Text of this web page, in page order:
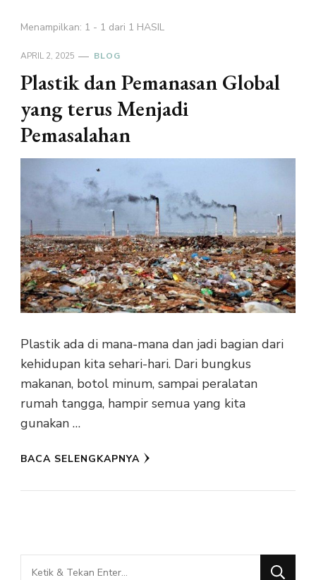
Menampilkan: 1 - 1 dari 1 HASIL
APRIL 2, 2025 BLOG
Plastik dan Pemanasan Global
yang terus Menjadi
Pemasalahan
Plastik ada di mana-mana dan jadi bagian dari
kehidupan kita sehari-hari. Dari bungkus
makanan, botol minum, sampai peralatan
rumah tangga, hampir semua yang kita
gunakan …
BACA SELENGKAPNYA
Mencari